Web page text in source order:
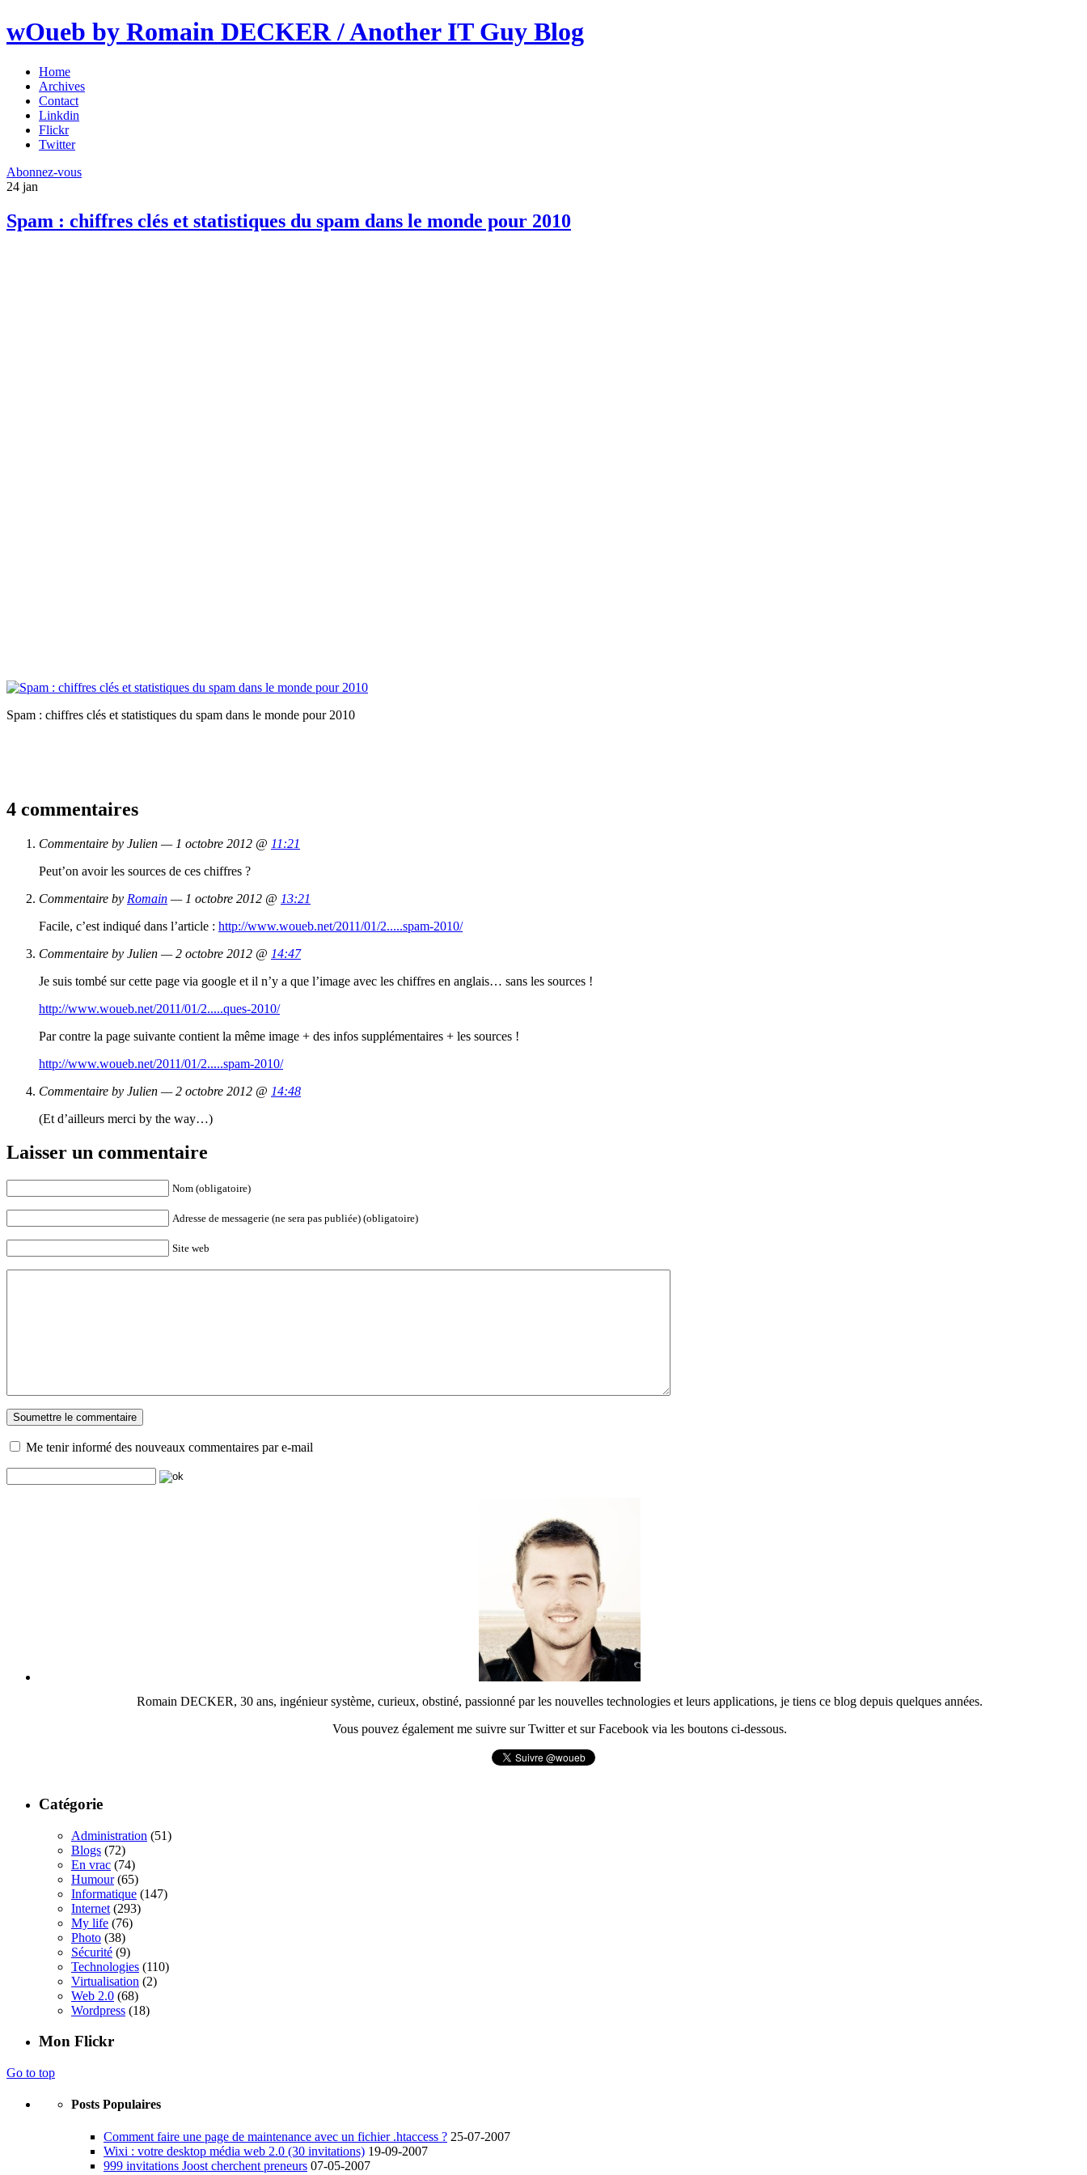
wOueb by Romain DECKER / Another IT Guy Blog
Home
Archives
Contact
Linkdin
Flickr
Twitter
Abonnez-vous
24 jan
Spam : chiffres clés et statistiques du spam dans le monde pour 2010
Spam : chiffres clés et statistiques du spam dans le monde pour 2010
4 commentaires
Commentaire by Julien — 1 octobre 2012 @ 11:21
Peut’on avoir les sources de ces chiffres ?
Commentaire by Romain — 1 octobre 2012 @ 13:21
Facile, c’est indiqué dans l’article : http://www.woueb.net/2011/01/2.....spam-2010/
Commentaire by Julien — 2 octobre 2012 @ 14:47
Je suis tombé sur cette page via google et il n’y a que l’image avec les chiffres en anglais… sans les sources !
http://www.woueb.net/2011/01/2.....ques-2010/
Par contre la page suivante contient la même image + des infos supplémentaires + les sources !
http://www.woueb.net/2011/01/2.....spam-2010/
Commentaire by Julien — 2 octobre 2012 @ 14:48
(Et d’ailleurs merci by the way…)
Laisser un commentaire
Nom (obligatoire)
Adresse de messagerie (ne sera pas publiée) (obligatoire)
Site web
Me tenir informé des nouveaux commentaires par e-mail
Romain DECKER, 30 ans, ingénieur système, curieux, obstiné, passionné par les nouvelles technologies et leurs applications, je tiens ce blog depuis quelques années.
Vous pouvez également me suivre sur Twitter et sur Facebook via les boutons ci-dessous.
Catégorie
Administration (51)
Blogs (72)
En vrac (74)
Humour(65)
Informatique (147)
Internet (293)
My life (76)
Photo (38)
Sécurité (9)
Technologies (110)
Virtualisation (2)
Web 2.0 (68)
Wordpress (18)
Mon Flickr
Go to top
Posts Populaires
Comment faire une page de maintenance avec un fichier .htaccess ? 25-07-2007
Wixi : votre desktop média web 2.0 (30 invitations) 19-09-2007
999 invitations Joost cherchent preneurs 07-05-2007